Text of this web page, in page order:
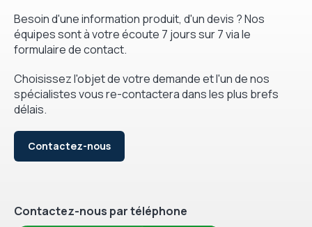
Besoin d'une information produit, d'un devis ? Nos
équipes sont à votre écoute 7 jours sur 7 via le
formulaire de contact.
Choisissez l'objet de votre demande et l'un de nos
spécialistes vous re-contactera dans les plus brefs
délais.
Contactez-nous
Contactez-nous par téléphone